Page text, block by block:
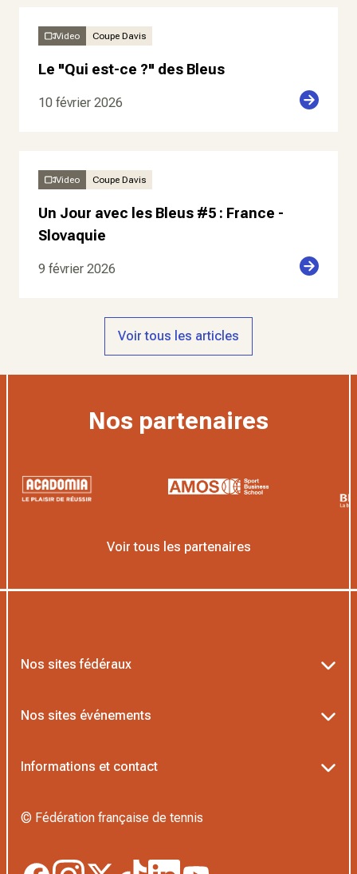
Video Coupe Davis
Le "Qui est-ce ?" des Bleus
10 février 2026
Video Coupe Davis
Un Jour avec les Bleus #5 : France -
Slovaquie
9 février 2026
Voir tous les articles
Nos partenaires
Voir tous les partenaires
Nos sites fédéraux
L’Institut Formation Tennis
Proshop FFT
Nos sites événements
Boutique Officielle
Informations et contact
© Fédération française de tennis